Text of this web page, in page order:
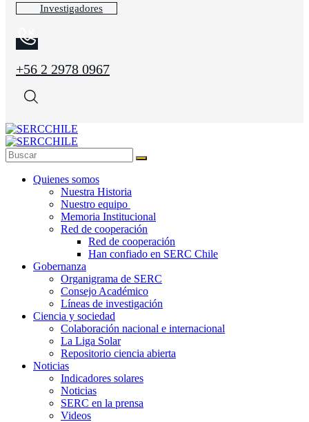
Investigadores
+56 2 2978 0967
Quienes somos
Nuestra Historia
Nuestro equipo
Memoria Institucional
Red de cooperación
Red de cooperación
Han confiado en SERC Chile
Gobernanza
Organigrama de SERC
Consejo Académico
Líneas de investigación
Ciencia y sociedad
Colaboración nacional e internacional
La Liga Solar
Repositorio ciencia abierta
Noticias
Indicadores solares
Noticias
SERC en la prensa
Videos